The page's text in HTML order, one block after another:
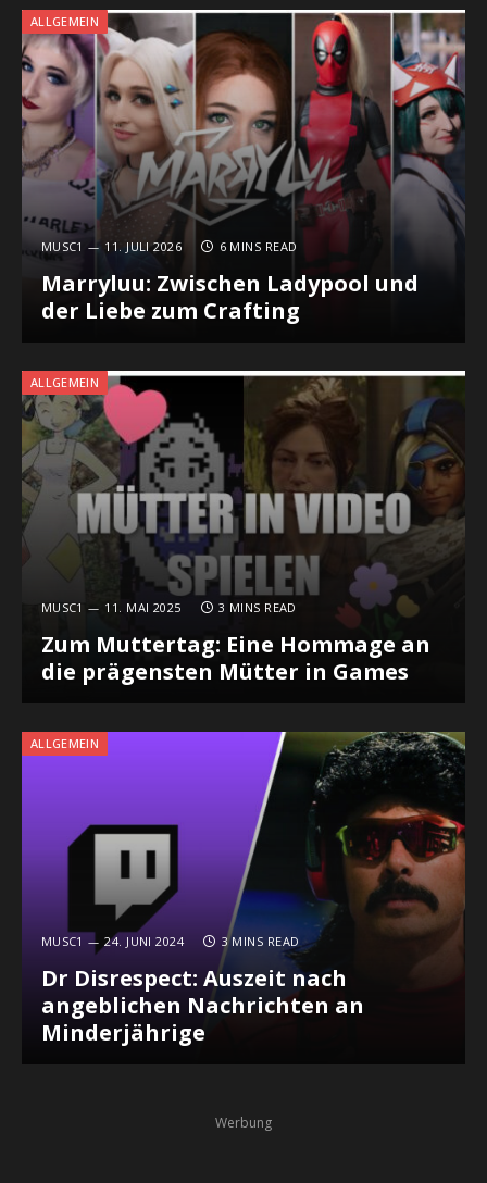
ALLGEMEIN
MUSC1 11. JULI 2026 6 MINS READ
Marryluu: Zwischen Ladypool und
der Liebe zum Crafting
ALLGEMEIN
MUSC1 11. MAI 2025 3 MINS READ
Zum Muttertag: Eine Hommage an
die prägensten Mütter in Games
ALLGEMEIN
MUSC1 24. JUNI 2024 3 MINS READ
Dr Disrespect: Auszeit nach
angeblichen Nachrichten an
Minderjährige
Werbung